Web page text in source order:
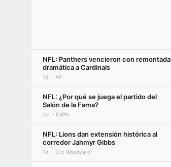
NFL: Panthers vencieron con remontada
dramática a Cardinals
1d AP
NFL: ¿Por qué se juega el partido del
Salón de la Fama?
2d ESPN
NFL: Lions dan extensión histórica al
corredor Jahmyr Gibbs
1d Eric Woodyard